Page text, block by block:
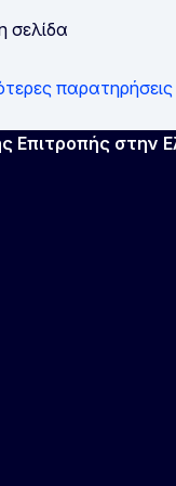
σελίδα
παρατηρήσεις
Επιτροπής στην